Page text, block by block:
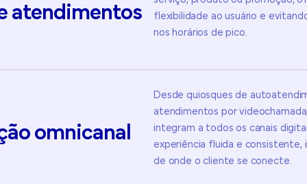
atendimentos
flexibilidade ao usuário e
nos horários de pico.
omnicanal
Desde quiosques de
atendimentos por
integram a todos os canais
experiência fluida e
de onde o cliente se conecte.